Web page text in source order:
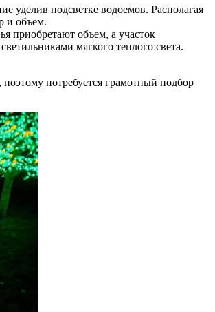
уделив подсветке водоемов. Располагая
и объем.
приобретают объем, а участок
мягкого теплого света.
потребуется грамотный подбор